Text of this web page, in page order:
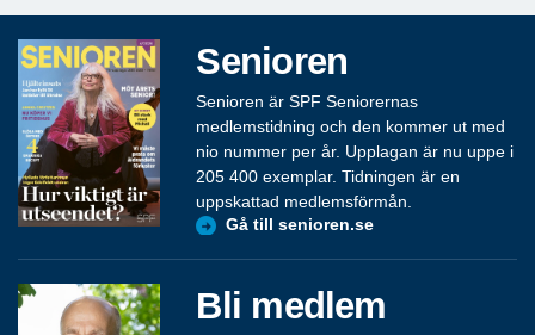
Senioren
Senioren är SPF Seniorernas
medlemstidning och den kommer ut med
nio nummer per år. Upplagan är nu uppe i
205 400 exemplar. Tidningen är en
uppskattad medlemsförmån.
Gå till senioren.se
Bli medlem